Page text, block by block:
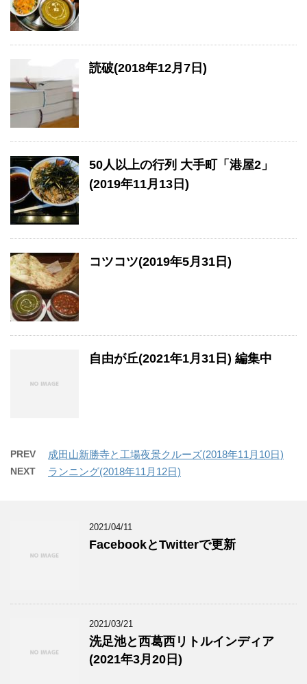
読破(2018年12月7日)
50人以上の行列 大手町「港屋2」
(2019年11月13日)
コツコツ(2019年5月31日)
自由が丘(2021年1月31日) 編集中
PREV 成田山新勝寺と工場夜景クルーズ(2018年11月10日)
NEXT ランニング(2018年11月12日)
2021/04/11
FacebookとTwitterで更新
2021/03/21
洗足池と西葛西リトルインディア
(2021年3月20日)